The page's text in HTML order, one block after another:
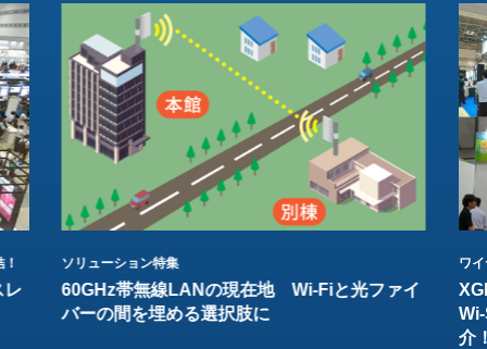
レ
ソリューション特集
60GHz帯無線LANの現在地 Wi-Fiと光ファイ
バーの間を埋める選択肢に
ワ
介